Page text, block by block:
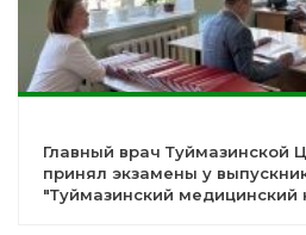
Главный врач Туймазинской
принял экзамены у
"Туймазинский медицинский